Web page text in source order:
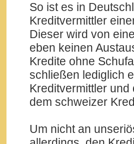
So ist es in
Kreditvermittler
Dieser wird von
eben keinen
Kredite ohne
schließen lediglich
Kreditvermittler
dem schweizer
Um nicht an